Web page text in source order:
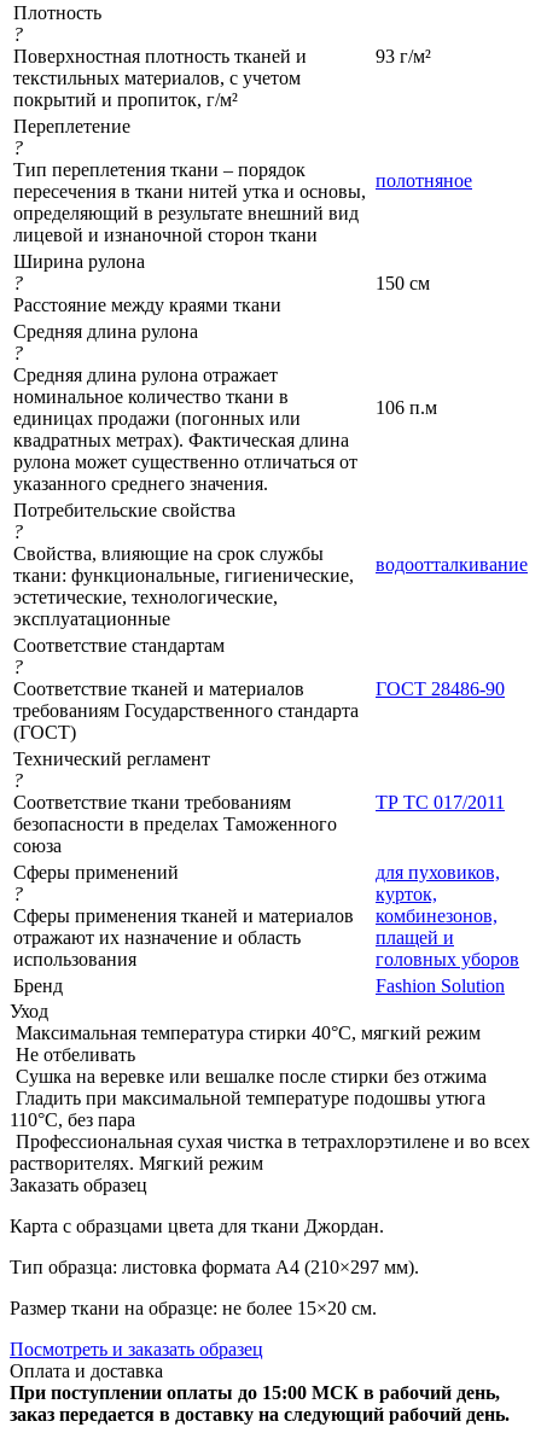
Плотность
?
Поверхностная плотность тканей и
текстильных материалов, с учетом
покрытий и пропиток, г/м²
93 г/м²
Переплетение
?
Тип переплетения ткани – порядок
пересечения в ткани нитей утка и основы,
определяющий в результате внешний вид
лицевой и изнаночной сторон ткани
полотняное
Ширина рулона
?
Расстояние между краями ткани
150 см
Средняя длина рулона
?
Средняя длина рулона отражает
номинальное количество ткани в
единицах продажи (погонных или
квадратных метрах). Фактическая длина
рулона может существенно отличаться от
указанного среднего значения.
106 п.м
Потребительские свойства
?
Свойства, влияющие на срок службы
ткани: функциональные, гигиенические,
эстетические, технологические,
эксплуатационные
водоотталкивание
Соответствие стандартам
?
Соответствие тканей и материалов
требованиям Государственного стандарта
(ГОСТ)
ГОСТ 28486-90
Технический регламент
?
Соответствие ткани требованиям
безопасности в пределах Таможенного
союза
ТР ТС 017/2011
Сферы применений
?
Сферы применения тканей и материалов
отражают их назначение и область
использования
для пуховиков,
курток,
комбинезонов,
плащей и
головных уборов
Бренд
Fashion Solution
Уход
Максимальная температура стирки 40°C, мягкий режим
Не отбеливать
Сушка на веревке или вешалке после стирки без отжима
Гладить при максимальной температуре подошвы утюга
110°C, без пара
Профессиональная сухая чистка в тетрахлорэтилене и во всех
растворителях. Мягкий режим
Заказать образец
Карта с образцами цвета для ткани Джордан.
Тип образца: листовка формата А4 (210×297 мм).
Размер ткани на образце: не более 15×20 см.
Посмотреть и заказать образец
Оплата и доставка
При поступлении оплаты до 15:00 МСК в рабочий день,
заказ передается в доставку на следующий рабочий день.